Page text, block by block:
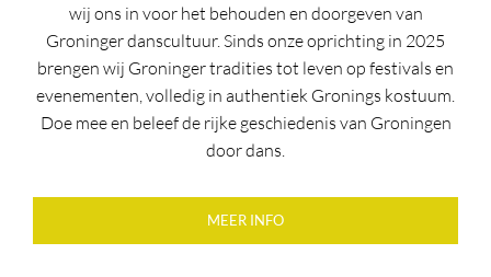
wij ons in voor het behouden en doorgeven van
Groninger danscultuur. Sinds onze oprichting in 2025
brengen wij Groninger tradities tot leven op festivals en
evenementen, volledig in authentiek Gronings kostuum.
Doe mee en beleef de rijke geschiedenis van Groningen
door dans.
MEER INFO